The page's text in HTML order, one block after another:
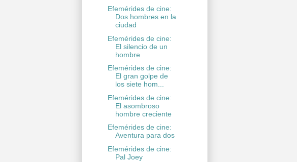
Efemérides de cine:
Dos hombres en la
ciudad
Efemérides de cine:
El silencio de un
hombre
Efemérides de cine:
El gran golpe de
los siete hom...
Efemérides de cine:
El asombroso
hombre creciente
Efemérides de cine:
Aventura para dos
Efemérides de cine:
Pal Joey